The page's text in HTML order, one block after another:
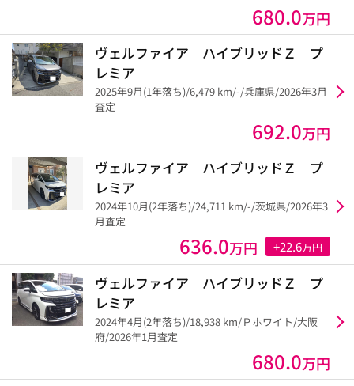
680.0万円
ヴェルファイア ハイブリッドＺ プ
レミア
2025年9月(1年落ち)/6,479 km/-/兵庫県/2026年3月
査定
692.0万円
ヴェルファイア ハイブリッドＺ プ
レミア
2024年10月(2年落ち)/24,711 km/-/茨城県/2026年3
月査定
636.0万円 +22.6万円
ヴェルファイア ハイブリッドＺ プ
レミア
2024年4月(2年落ち)/18,938 km/Ｐホワイト/大阪
府/2026年1月査定
680.0万円